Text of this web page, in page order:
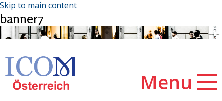
Skip to main content
banner7
Menu